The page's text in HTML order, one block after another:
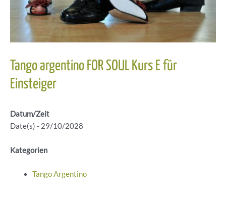
Tango argentino FOR SOUL Kurs E für
Einsteiger
Datum/Zeit
Date(s) - 29/10/2028
Kategorien
Tango Argentino